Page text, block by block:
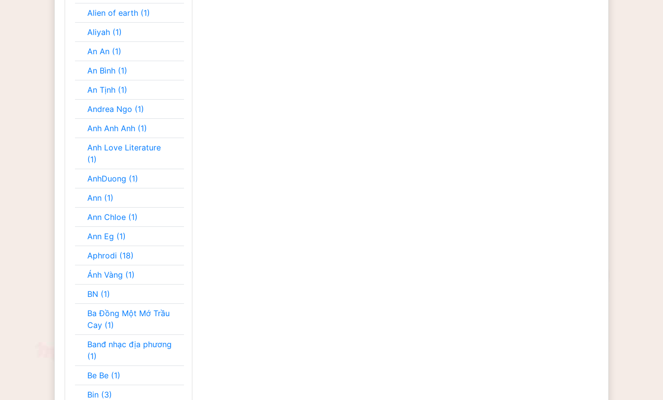
Alien of earth (1)
Aliyah (1)
An An (1)
An Bình (1)
An Tịnh (1)
Andrea Ngo (1)
Anh Anh Anh (1)
Anh Love Literature
(1)
AnhDuong (1)
Ann (1)
Ann Chloe (1)
Ann Eg (1)
Aphrodi (18)
Ánh Vàng (1)
BN (1)
Ba Đồng Một Mớ Trầu
Cay (1)
Banđ nhạc địa phương
(1)
Be Be (1)
Bin (3)